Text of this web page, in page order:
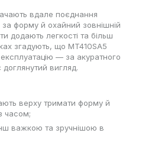
вдале поєднання
за форму й охайний зовнішній
додають легкості та більш
згадують, що MT410SA5
— за акуратного
вигляд.
верху тримати форму й
часом;
важкою та зручнішою в